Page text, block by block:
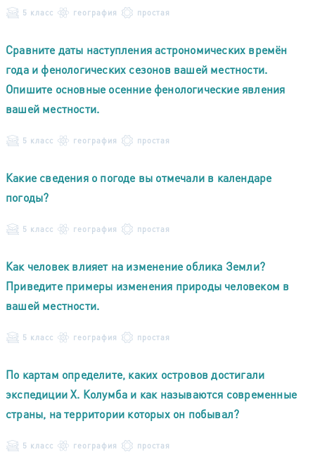
5 класс география простая
Сравните даты наступления астрономических времён
года и фенологических сезонов вашей местности.
Опишите основные осенние фенологические явления
вашей местности.
5 класс география простая
Какие сведения о погоде вы отмечали в календаре
погоды?
5 класс география простая
Как человек влияет на изменение облика Земли?
Приведите примеры изменения природы человеком в
вашей местности.
5 класс география простая
По картам определите, каких островов достигали
экспедиции Х. Колумба и как называются современные
страны, на территории которых он побывал?
5 класс география простая